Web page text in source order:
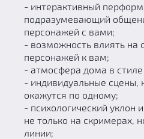
- интерактивный
подразумевающий
персонажей с вами;
- возможность влиять на
персонажей к вам;
- атмосфера дома в
- индивидуальные сцены,
окажутся по одному;
- психологический уклон
не только на скримерах,
линии;